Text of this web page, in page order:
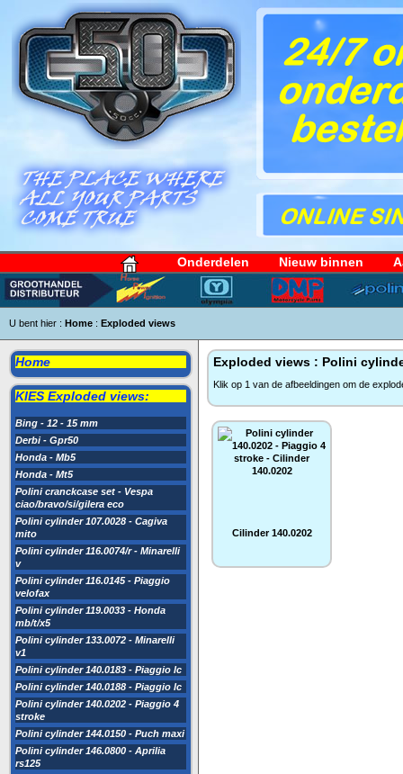
Onderdelen Nieuw binnen
U bent hier : Home : Exploded views
Home
KIES Exploded views:
Bing - 12 - 15 mm
Derbi - Gpr50
Honda - Mb5
Honda - Mt5
Polini cranckcase set - Vespa
ciao/bravo/si/gilera eco
Polini cylinder 107.0028 - Cagiva
mito
Polini cylinder 116.0074/r - Minarelli
v
Polini cylinder 116.0145 - Piaggio
velofax
Polini cylinder 119.0033 - Honda
mb/t/x5
Polini cylinder 133.0072 - Minarelli
v1
Polini cylinder 140.0183 - Piaggio lc
Polini cylinder 140.0188 - Piaggio lc
Polini cylinder 140.0202 - Piaggio 4
stroke
Polini cylinder 144.0150 - Puch maxi
Polini cylinder 146.0800 - Aprilia
rs125
Exploded views : Polini
Klik op 1 van de afbeeldingen om de
Cilinder 140.0202